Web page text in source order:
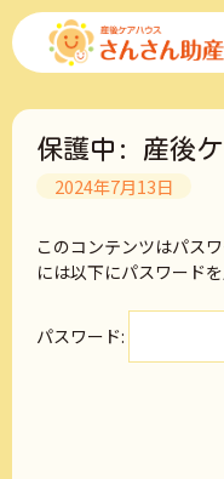
コ
ン
ツ
保護中: 産後
2024年7月13日
このコンテンツはパス
には以下にパスワード
パスワード: